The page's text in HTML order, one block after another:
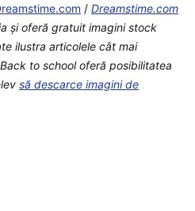
/ Dreamstime.com
şi oferă gratuit imagini stock
ilustra articolele cât mai
to school oferă posibilitatea
să descarce imagini de